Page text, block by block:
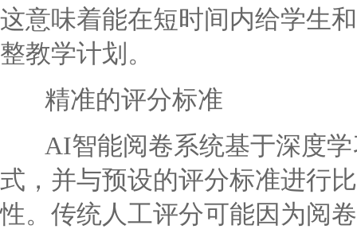
这意味着能在短时间内给学生
整教学计划。
精准的评分标准
AI智能阅卷系统基于深度学
式，并与预设的评分标准进行
性。传统人工评分可能因为阅